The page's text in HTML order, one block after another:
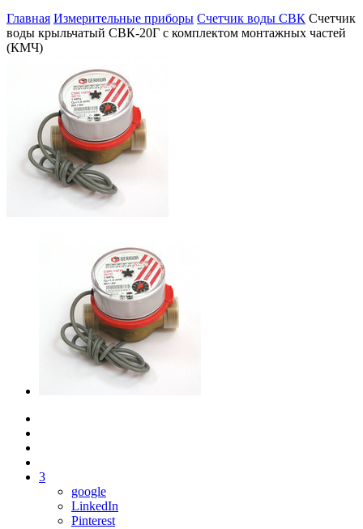
Главная Измерительные приборы Счетчик воды СВК Счетчик
воды крыльчатый СВК-20Г с комплектом монтажных частей
(КМЧ)
3
google
LinkedIn
Pinterest